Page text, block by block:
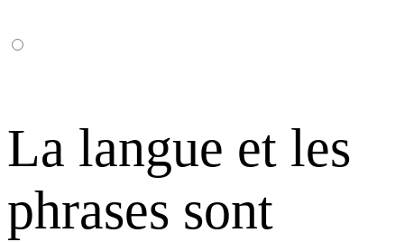
La langue et les
phrases sont